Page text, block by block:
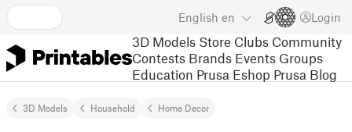
English en Login
3D Models Store Clubs Community
Contests Brands Events Groups
Education Prusa Eshop Prusa Blog
3D Models Household Home Decor